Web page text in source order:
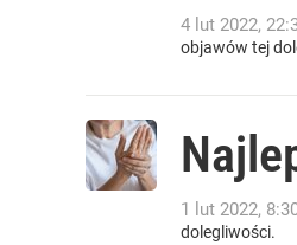
4 lut 2022,
objawów tej
1 lut 2022,
dolegliwości.